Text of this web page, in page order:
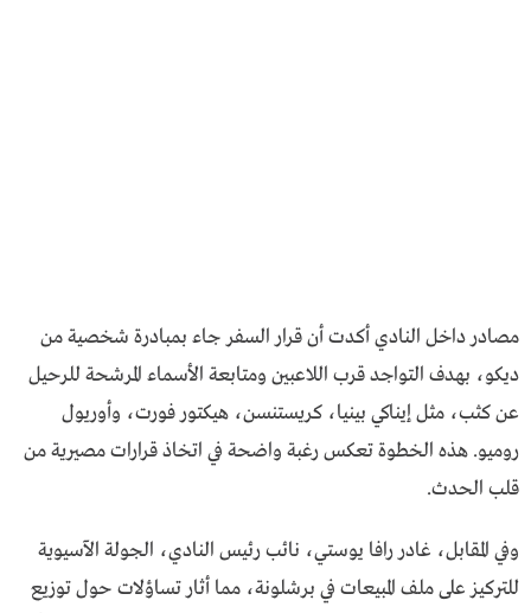
مصادر داخل النادي أكدت أن قرار السفر جاء بمبادرة شخصية من
ديكو، بهدف التواجد قرب اللاعبين ومتابعة الأسماء المرشحة للرحيل
عن كثب، مثل إيناكي بينيا، كريستنسن، هيكتور فورت، وأوريول
روميو. هذه الخطوة تعكس رغبة واضحة في اتخاذ قرارات مصيرية من
قلب الحدث.
وفي المقابل، غادر رافا يوستي، نائب رئيس النادي، الجولة الآسيوية
للتركيز على ملف المبيعات في برشلونة، مما أثار تساؤلات حول توزيع